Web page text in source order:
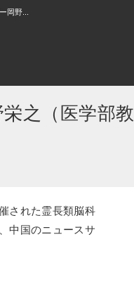
岡野...
之（医学部教
された霊長類脳科
中国のニュースサ